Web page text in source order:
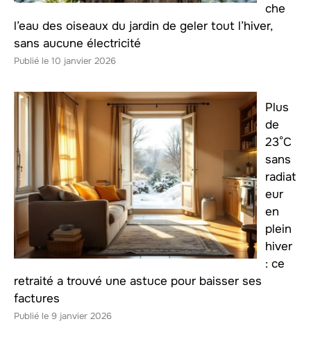
che
l’eau des oiseaux du jardin de geler tout l’hiver,
sans aucune électricité
10 janvier 2026
Plus
de
23°C
sans
radiat
eur
en
plein
hiver
: ce
retraité a trouvé une astuce pour baisser ses
factures
9 janvier 2026